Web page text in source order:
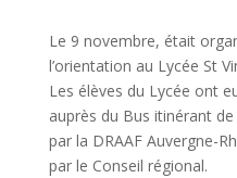
Le 9 novembre, était
l’orientation au Lycée St
Les élèves du Lycée ont
auprès du Bus itinérant
par la DRAAF Auvergne-
par le Conseil régional.